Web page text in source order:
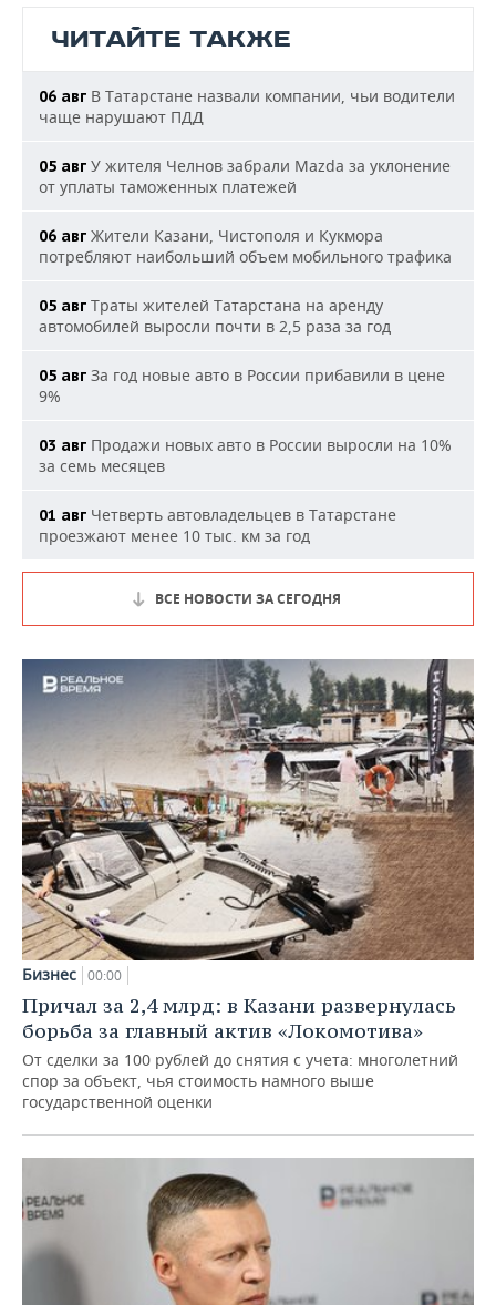
ЧИТАЙТЕ ТАКЖЕ
06 авг В Татарстане назвали компании, чьи водители
чаще нарушают ПДД
05 авг У жителя Челнов забрали Mazda за уклонение
от уплаты таможенных платежей
06 авг Жители Казани, Чистополя и Кукмора
потребляют наибольший объем мобильного трафика
05 авг Траты жителей Татарстана на аренду
автомобилей выросли почти в 2,5 раза за год
05 авг За год новые авто в России прибавили в цене
9%
03 авг Продажи новых авто в России выросли на 10%
за семь месяцев
01 авг Четверть автовладельцев в Татарстане
проезжают менее 10 тыс. км за год
ВСЕ НОВОСТИ ЗА СЕГОДНЯ
Бизнес 00:00
Причал за 2,4 млрд: в Казани развернулась
борьба за главный актив «Локомотива»
От сделки за 100 рублей до снятия с учета: многолетний
спор за объект, чья стоимость намного выше
государственной оценки